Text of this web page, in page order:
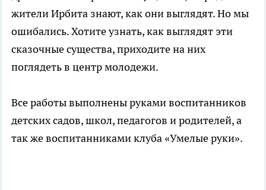
жители Ирбита знают, как они выглядят. Но мы
ошибались. Хотите узнать, как выглядят эти
сказочные существа, приходите на них
поглядеть в центр молодежи.
Все работы выполнены руками воспитанников
детских садов, школ, педагогов и родителей, а
так же воспитанниками клуба «Умелые руки».